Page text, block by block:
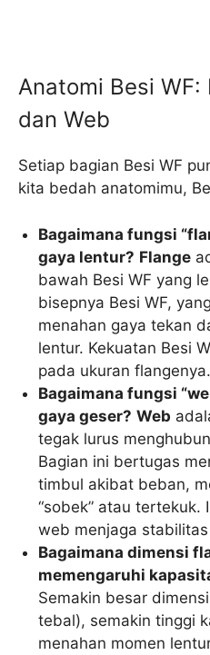
Anatomi Besi
dan Web
Setiap bagian Besi WF
kita bedah anatomimu,
Bagaimana fungsi
gaya lentur? Flange
bawah Besi WF yang
bisepnya Besi WF,
menahan gaya tekan
lentur. Kekuatan Besi
pada ukuran flangenya.
Bagaimana fungsi
gaya geser? Web
tegak lurus
Bagian ini bertugas
timbul akibat beban,
“sobek” atau tertekuk.
web menjaga
Bagaimana dimensi
memengaruhi
Semakin besar
tebal), semakin tinggi
menahan momen